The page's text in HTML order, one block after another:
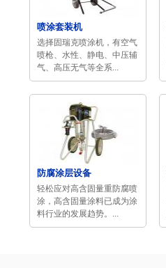
喷涂套装机
选择固瑞克喷涂机，有空气
喷枪、水性、静电、中压辅
气、高压无气等全系...
防腐涂层设备
轻松应对高含固量重防腐喷
涂，高含固量涂料已成为涂
料行业的发展趋势。...